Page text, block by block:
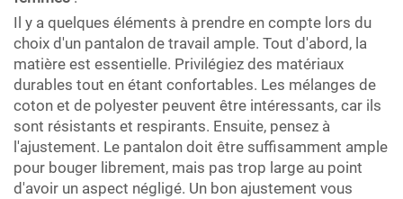
Il y a quelques éléments à prendre en compte lors du
choix d'un pantalon de travail ample. Tout d'abord, la
matière est essentielle. Privilégiez des matériaux
durables tout en étant confortables. Les mélanges de
coton et de polyester peuvent être intéressants, car ils
sont résistants et respirants. Ensuite, pensez à
l'ajustement. Le pantalon doit être suffisamment ample
pour bouger librement, mais pas trop large au point
d'avoir un aspect négligé. Un bon ajustement vous